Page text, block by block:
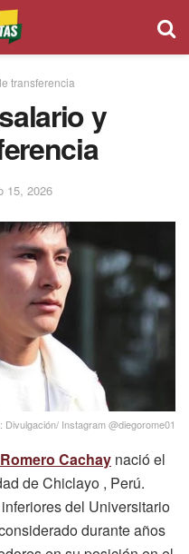
transferencia
y
15, 2026
Divulgación/ Instagram @diegorome01
Cachay nació el
de Chiclayo , Perú.
del Universitario
durante años